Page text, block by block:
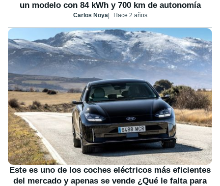
un modelo con 84 kWh y 700 km de autonomía
Carlos Noya Hace 2 años
Este es uno de los coches eléctricos más eficientes
del mercado y apenas se vende ¿Qué le falta para